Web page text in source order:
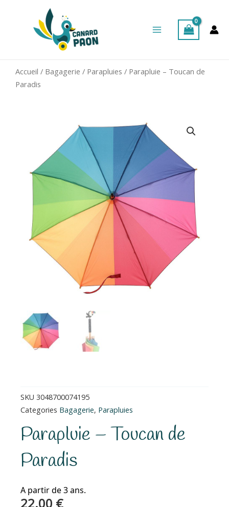
Menu
Accueil / Bagagerie / Parapluies / Parapluie – Toucan de
Paradis
SKU 3048700074195
Categories Bagagerie, Parapluies
Parapluie – Toucan de
Paradis
A partir de 3 ans.
22.00 €